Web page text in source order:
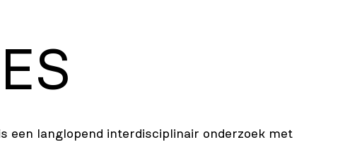
een langlopend interdisciplinair onderzoek met